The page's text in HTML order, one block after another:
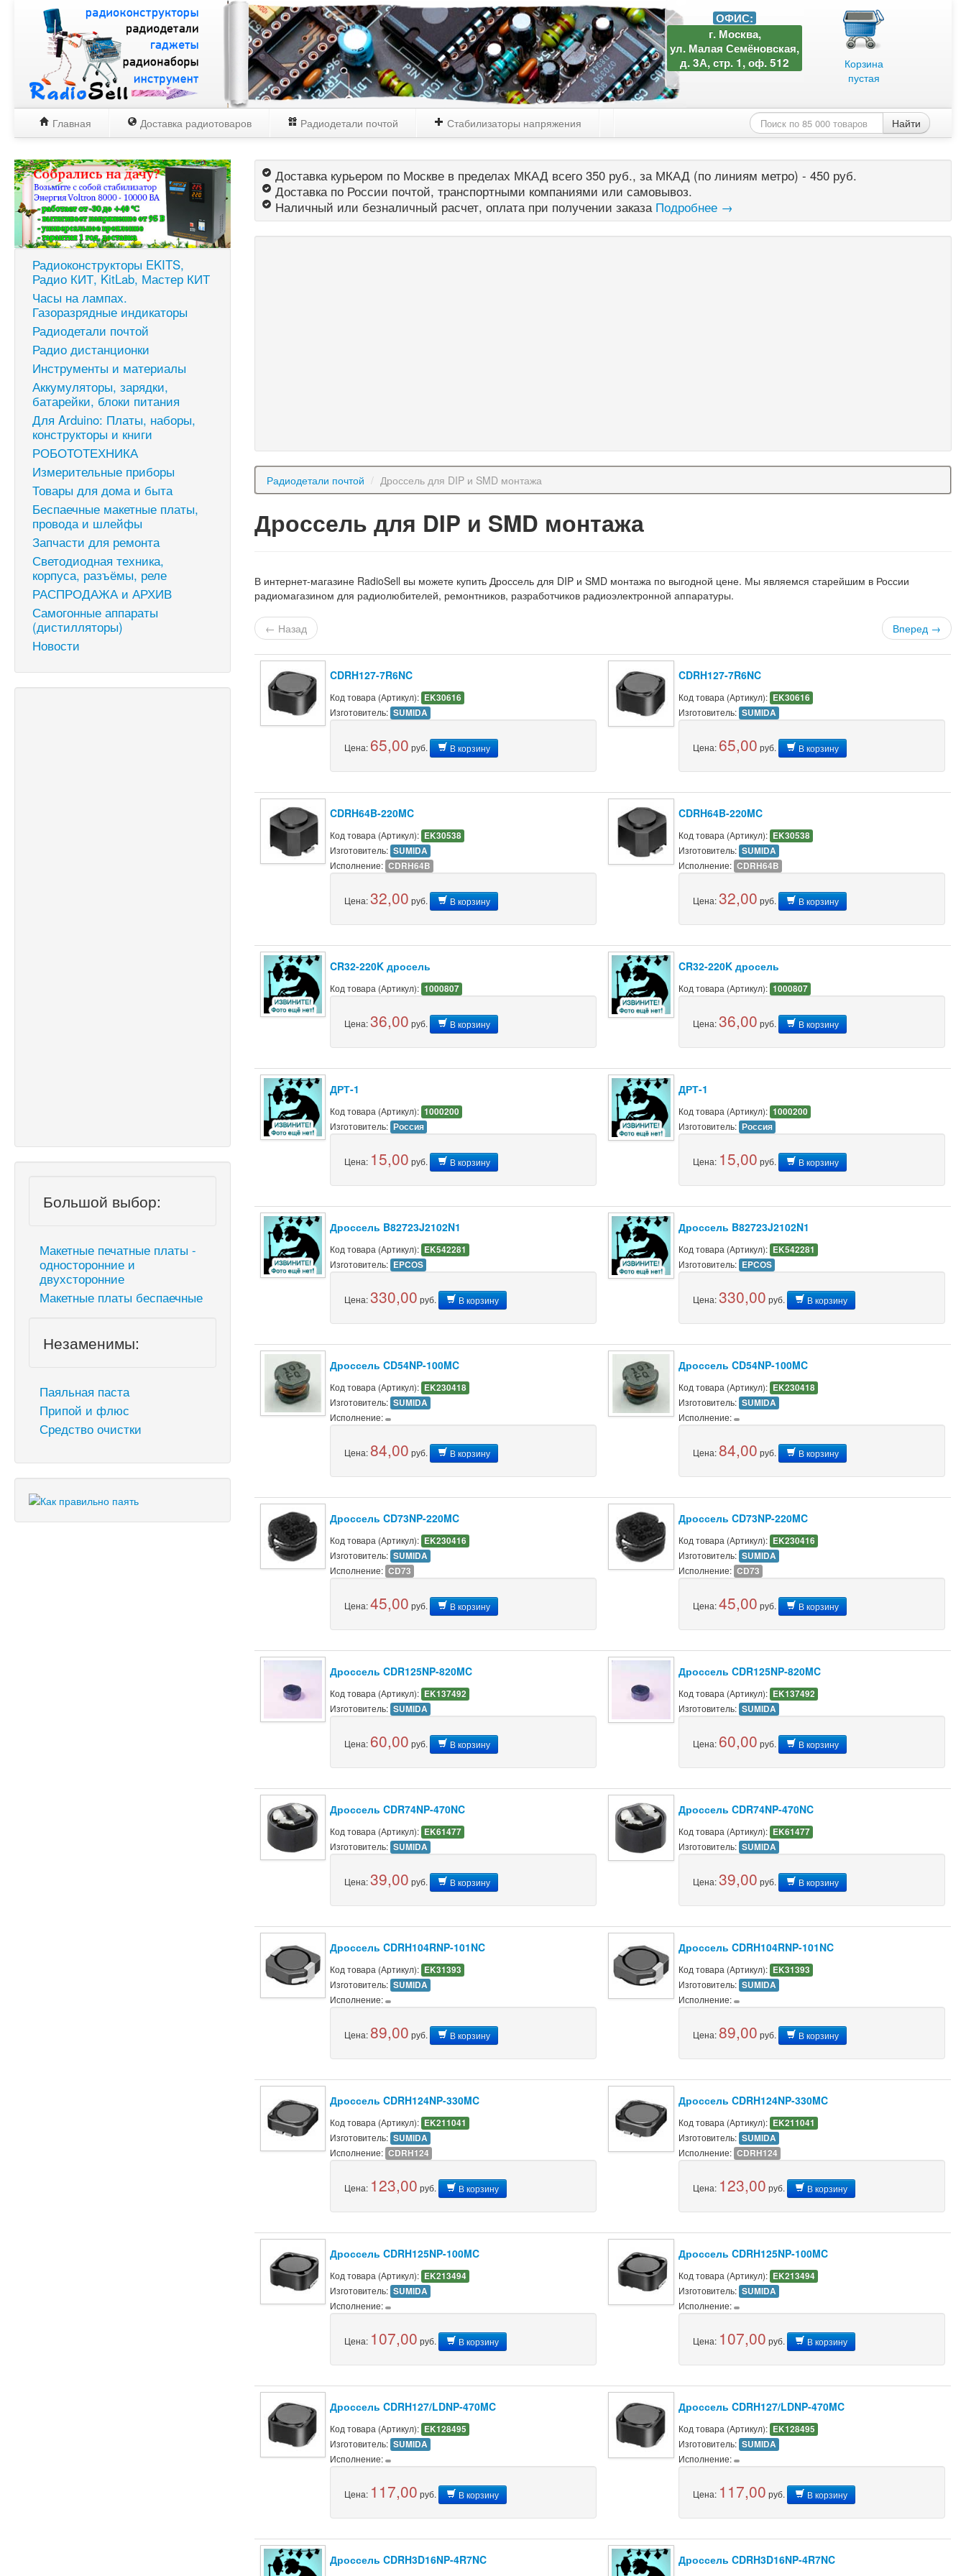
Корзина
пустая
ОФИС:
г. Москва,
ул. Малая Семёновская,
д. 3А, стр. 1, оф. 512
Главная Доставка радиотоваров Радиодетали почтой Стабилизаторы напряжения Найти
Радиоконструкторы EKITS,
Радио КИТ, KitLab, Мастер КИТ
Часы на лампах.
Газоразрядные индикаторы
Радиодетали почтой
Радио дистанционки
Инструменты и материалы
Аккумуляторы, зарядки,
батарейки, блоки питания
Для Arduino: Платы, наборы,
конструкторы и книги
РОБОТОТЕХНИКА
Измерительные приборы
Товары для дома и быта
Беспаечные макетные платы,
провода и шлейфы
Запчасти для ремонта
Светодиодная техника,
корпуса, разъёмы, реле
РАСПРОДАЖА и АРХИВ
Самогонные аппараты
(дистилляторы)
Новости
Большой выбор:
Макетные печатные платы -
односторонние и
двухсторонние
Макетные платы беспаечные
Незаменимы:
Паяльная паста
Припой и флюс
Средство очистки
Доставка курьером по Москве в пределах МКАД всего 350 руб., за МКАД (по линиям метро) - 450 руб.
Доставка по России почтой, транспортными компаниями или самовывоз.
Наличный или безналичный расчет, оплата при получении заказа Подробнее →
Радиодетали почтой / Дроссель для DIP и SMD монтажа
Дроссель для DIP и SMD монтажа
В интернет-магазине RadioSell вы можете купить Дроссель для DIP и SMD монтажа по выгодной цене. Мы являемся старейшим в России
радиомагазином для радиолюбителей, ремонтников, разработчиков радиоэлектронной аппаратуры.
← Назад Вперед →
CDRH127-7R6NC
Код товара (Артикул): EK30616
Изготовитель: SUMIDA
Цена: 65,00 руб. В корзину
CDRH127-7R6NC
Код товара (Артикул): EK30616
Изготовитель: SUMIDA
Цена: 65,00 руб. В корзину
CDRH64B-220MC
Код товара (Артикул): EK30538
Изготовитель: SUMIDA
Исполнение: CDRH64B
Цена:32,00 руб. В корзину
CDRH64B-220MC
Код товара (Артикул): EK30538
Изготовитель: SUMIDA
Исполнение: CDRH64B
Цена:32,00 руб. В корзину
CR32-220K дросель
Код товара (Артикул): 1000807
Цена:36,00 руб. В корзину
CR32-220K дросель
Код товара (Артикул): 1000807
Цена:36,00 руб. В корзину
ДРТ-1
Код товара (Артикул): 1000200
Изготовитель: Россия
Цена: 15,00 руб. В корзину
ДРТ-1
Код товара (Артикул): 1000200
Изготовитель: Россия
Цена: 15,00 руб. В корзину
Дроссель B82723J2102N1
Код товара (Артикул): EK542281
Изготовитель: EPCOS
Цена:330,00 руб. В корзину
Дроссель B82723J2102N1
Код товара (Артикул): EK542281
Изготовитель: EPCOS
Цена:330,00 руб. В корзину
Дроссель CD54NP-100MC
Код товара (Артикул): EK230418
Изготовитель: SUMIDA
Исполнение:
Цена:84,00 руб. В корзину
Дроссель CD54NP-100MC
Код товара (Артикул): EK230418
Изготовитель: SUMIDA
Исполнение:
Цена:84,00 руб. В корзину
Дроссель CD73NP-220MC
Код товара (Артикул): EK230416
Изготовитель: SUMIDA
Исполнение: CD73
Цена:45,00 руб. В корзину
Дроссель CD73NP-220MC
Код товара (Артикул): EK230416
Изготовитель: SUMIDA
Исполнение: CD73
Цена:45,00 руб. В корзину
Дроссель CDR125NP-820MC
Код товара (Артикул): EK137492
Изготовитель: SUMIDA
Цена: 60,00 руб. В корзину
Дроссель CDR125NP-820MC
Код товара (Артикул): EK137492
Изготовитель: SUMIDA
Цена: 60,00 руб. В корзину
Дроссель CDR74NP-470NC
Код товара (Артикул): EK61477
Изготовитель: SUMIDA
Цена:39,00 руб. В корзину
Дроссель CDR74NP-470NC
Код товара (Артикул): EK61477
Изготовитель: SUMIDA
Цена:39,00 руб. В корзину
Дроссель CDRH104RNP-101NC
Код товара (Артикул): EK31393
Изготовитель: SUMIDA
Исполнение:
Цена:89,00 руб. В корзину
Дроссель CDRH104RNP-101NC
Код товара (Артикул): EK31393
Изготовитель: SUMIDA
Исполнение:
Цена:89,00 руб. В корзину
Дроссель CDRH124NP-330MC
Код товара (Артикул): EK211041
Изготовитель: SUMIDA
Исполнение: CDRH124
Цена: 123,00 руб. В корзину
Дроссель CDRH124NP-330MC
Код товара (Артикул): EK211041
Изготовитель: SUMIDA
Исполнение: CDRH124
Цена: 123,00 руб. В корзину
Дроссель CDRH125NP-100MC
Код товара (Артикул): EK213494
Изготовитель: SUMIDA
Исполнение:
Цена: 107,00 руб. В корзину
Дроссель CDRH125NP-100MC
Код товара (Артикул): EK213494
Изготовитель: SUMIDA
Исполнение:
Цена: 107,00 руб. В корзину
Дроссель CDRH127/LDNP-470MC
Код товара (Артикул): EK128495
Изготовитель: SUMIDA
Исполнение:
Цена: 117,00 руб. В корзину
Дроссель CDRH127/LDNP-470MC
Код товара (Артикул): EK128495
Изготовитель: SUMIDA
Исполнение:
Цена: 117,00 руб. В корзину
Дроссель CDRH3D16NP-4R7NC Дроссель CDRH3D16NP-4R7NC